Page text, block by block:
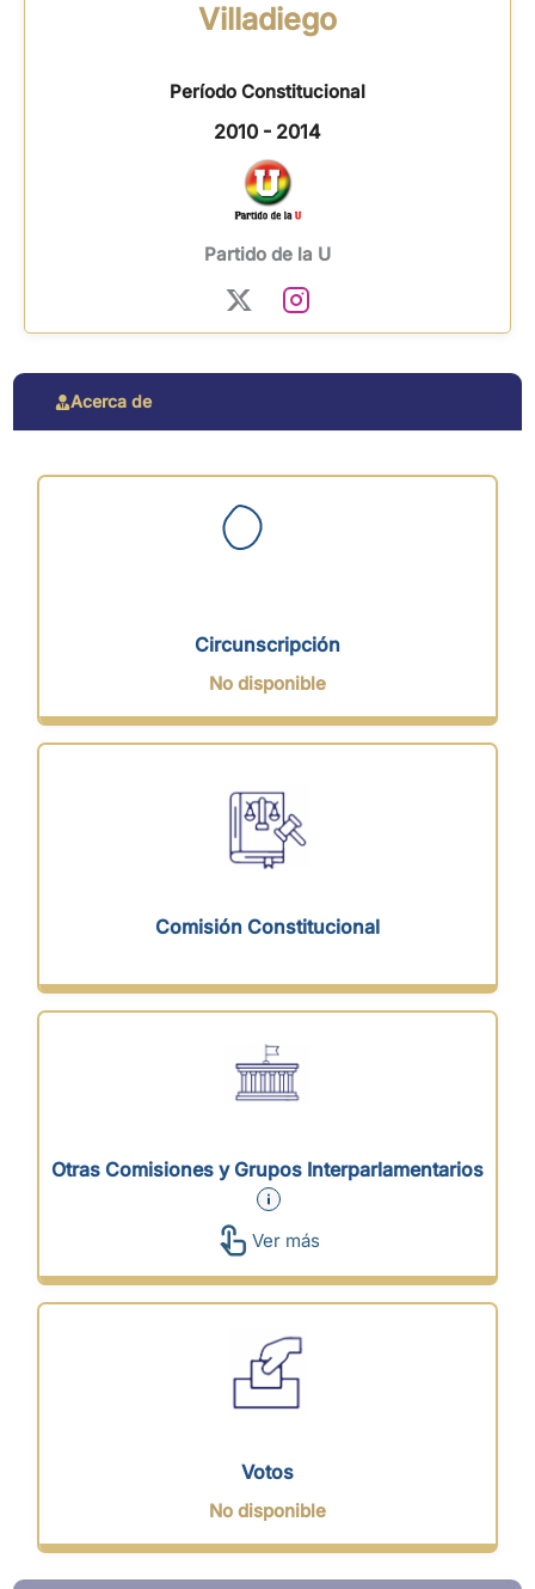
Villadiego
Período Constitucional
2010 - 2014
Partido de la U
Acerca de
Circunscripción
No disponible
Comisión Constitucional
Otras Comisiones y Grupos Interparlamentarios
Ver más
Votos
No disponible